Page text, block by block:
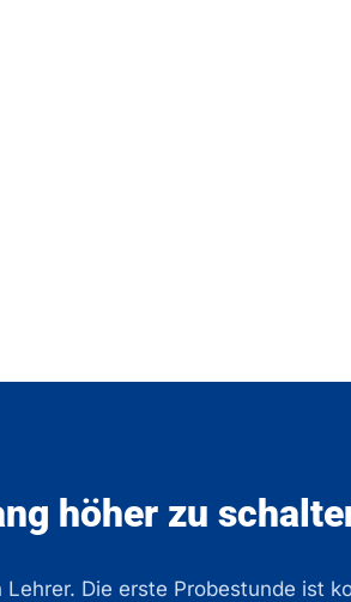
höher zu
Die erste Probestunde ist